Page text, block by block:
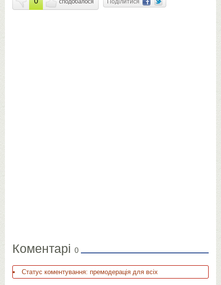
Поділитися
Коментарі 0
Статус коментування: премодерація для всіх